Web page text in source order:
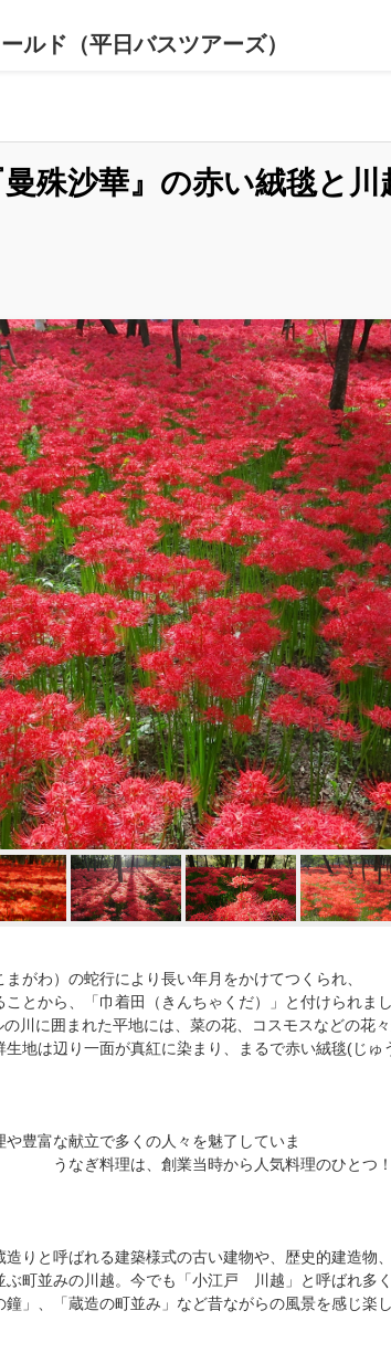
ルド（平日バスツアーズ）
殊沙華』の赤い絨毯と川
がわ）の蛇行により長い年月をかけてつくられ、
とから、「巾着田（きんちゃくだ）」と付けられまし
川に囲まれた平地には、菜の花、コスモスなどの花々
地は辺り一面が真紅に染まり、まるで赤い絨毯(じ
豊富な献立で多くの人々を魅了していま
から人気料理のひとつ！ここでは
りと呼ばれる建築様式の古い建物や、歴史的建造物、
町並みの川越。今でも「小江戸 川越」と呼ばれ多
」、「蔵造の町並み」など昔ながらの風景を感じ楽